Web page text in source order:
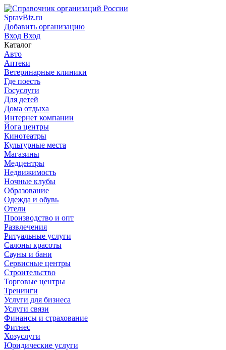
SpravBiz.ru
Добавить организацию
Вход Вход
Каталог
Авто
Аптеки
Ветеринарные клиники
Где поесть
Госуслуги
Для детей
Дома отдыха
Интернет компании
Йога центры
Кинотеатры
Культурные места
Магазины
Медцентры
Недвижимость
Ночные клубы
Образование
Одежда и обувь
Отели
Производство и опт
Развлечения
Ритуальные услуги
Салоны красоты
Сауны и бани
Сервисные центры
Строительство
Торговые центры
Тренинги
Услуги для бизнеса
Услуги связи
Финансы и страхование
Фитнес
Хозуслуги
Юридические услуги